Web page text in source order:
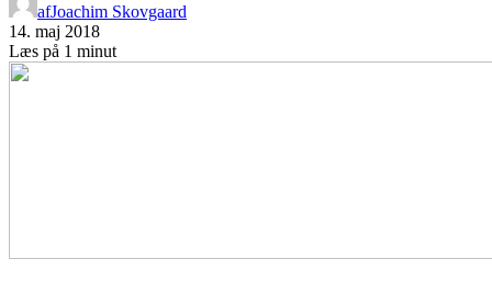
afJoachim Skovgaard
14. maj 2018
Læs på 1 minut